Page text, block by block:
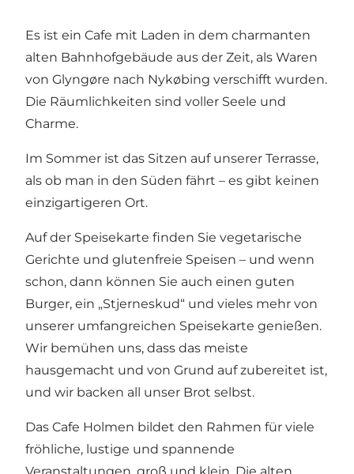
Es ist ein Cafe mit Laden in dem charmanten
alten Bahnhofgebäude aus der Zeit, als Waren
von Glyngøre nach Nykøbing verschifft wurden.
Die Räumlichkeiten sind voller Seele und
Charme.
Im Sommer ist das Sitzen auf unserer Terrasse,
als ob man in den Süden fährt – es gibt keinen
einzigartigeren Ort.
Auf der Speisekarte finden Sie vegetarische
Gerichte und glutenfreie Speisen – und wenn
schon, dann können Sie auch einen guten
Burger, ein „Stjerneskud“ und vieles mehr von
unserer umfangreichen Speisekarte genießen.
Wir bemühen uns, dass das meiste
hausgemacht und von Grund auf zubereitet ist,
und wir backen all unser Brot selbst.
Das Cafe Holmen bildet den Rahmen für viele
fröhliche, lustige und spannende